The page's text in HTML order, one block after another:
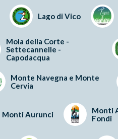
Lago di Vico
Mola della Corte -
Settecannelle -
Capodacqua
Monte Navegna e Monte
Cervia
Monti Aurunci
Monti
Fondi